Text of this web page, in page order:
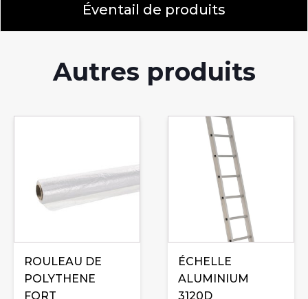
Éventail de produits
Autres produits
ROULEAU DE
POLYTHENE
FORT
variations.
peuvent
être
choisies
sur
ÉCHELLE
ALUMINIUM
3120D